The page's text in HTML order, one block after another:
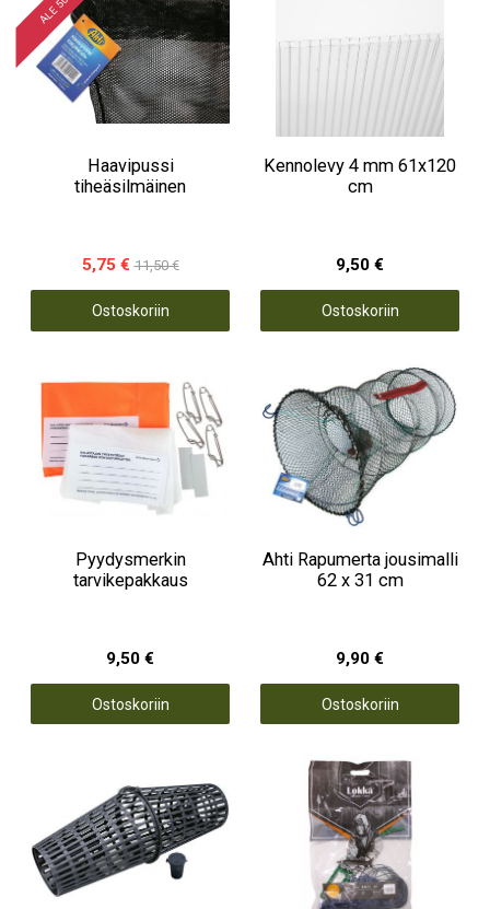
Haavipussi
tiheäsilmäinen
5,75 € 11,50 €
Ostoskoriin
Kennolevy 4 mm 61x120
cm
9,50 €
Ostoskoriin
Pyydysmerkin
tarvikepakkaus
9,50 €
Ostoskoriin
Ahti Rapumerta jousimalli
62 x 31 cm
9,90 €
Ostoskoriin